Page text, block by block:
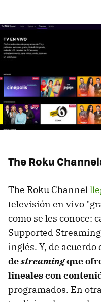
The Roku
The Roku Channel
televisión en vivo
como se les conoce:
Supported
inglés. Y, de
destreamingque
lineales con
programados. En